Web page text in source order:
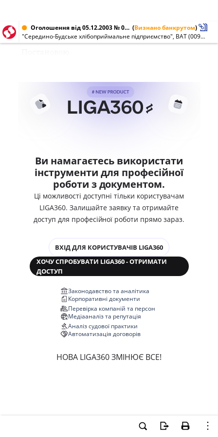
Оголошення від 05.12.2003 № 00956023 (Визнано банкрутом)
"Середино-Будське хлібоприймальне підприємство", ВАТ (00956023)
Ви намагаєтесь використати
інструменти для професійної
роботи з документом.
Ці можливості доступні тільки користувачам
LIGA360. Залишайте заявку та отримайте
доступ для професійної роботи прямо зараз.
ВХІД ДЛЯ КОРИСТУВАЧІВ LIGA360
ХОЧУ СПРОБУВАТИ LIGA360 - ОТРИМАТИ
ДОСТУП
Законодавство та аналітика
Корпоративні документи
Перевірка компаній та персон
Медіааналіз та репутація
Аналіз судової практики
Автоматизація договорів
НОВА LIGA360 ЗМІНЮЄ ВСЕ!